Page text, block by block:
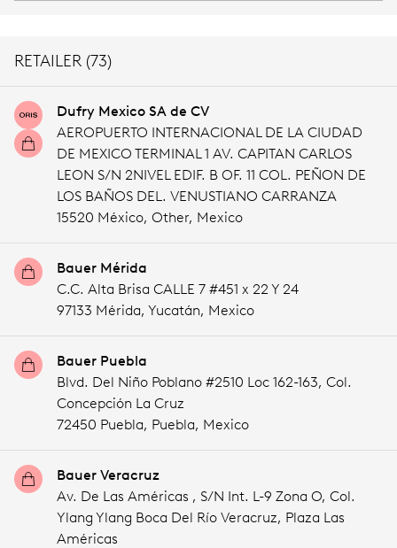
RETAILER (73)
Dufry Mexico SA de CV
AEROPUERTO INTERNACIONAL DE LA CIUDAD
DE MEXICO TERMINAL 1 AV. CAPITAN CARLOS
LEON S/N 2NIVEL EDIF. B OF. 11 COL. PEÑON DE
LOS BAÑOS DEL. VENUSTIANO CARRANZA
15520 México, Other, Mexico
Bauer Mérida
C.C. Alta Brisa CALLE 7 #451 x 22 Y 24
97133 Mérida, Yucatán, Mexico
Bauer Puebla
Blvd. Del Niño Poblano #2510 Loc 162-163, Col.
Concepción La Cruz
72450 Puebla, Puebla, Mexico
Bauer Veracruz
Av. De Las Américas , S/N Int. L-9 Zona O, Col.
Ylang Ylang Boca Del Río Veracruz, Plaza Las
Américas